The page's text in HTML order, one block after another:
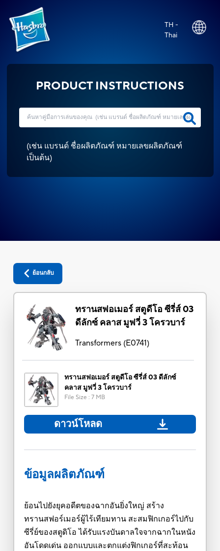
TH -
Thai
PRODUCT INSTRUCTIONS
(เช่น แบรนด์ ชื่อผลิตภัณฑ์ หมายเลขผลิตภัณฑ์
เป็นต้น)
ย้อนกลับ
ทรานสฟอเมอร์ สตูดีโอ ซีรี่ส์ 03
ดีลักซ์ คลาส มูฟวี่ 3 โครวบาร์
Transformers(E0741)
ทรานสฟอเมอร์ สตูดีโอ ซีรี่ส์ 03 ดีลักซ์
คลาส มูฟวี่ 3 โครวบาร์
File Size : 7 MB
ดาวน์โหลด
ข้อมูลผลิตภัณฑ์
ย้อนไปยังยุคอดีตของฉากอันยิ่งใหญ่ สร้าง
ทรานสฟอร์เมอร์ผู้ไร้เทียมทาน สะสมฟิกเกอร์ไปกับ
ซีรี่ย์ของสตูดิโอ ได้รับแรงบันดาลใจจากฉากในหนัง
อันโดดเด่น ออกแบบและตกแต่งฟิกเกอร์ที่สะท้อน